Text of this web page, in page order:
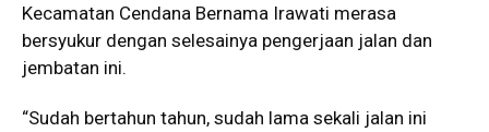
Kecamatan Cendana Bernama Irawati merasa
bersyukur dengan selesainya pengerjaan jalan dan
jembatan ini.
“Sudah bertahun tahun, sudah lama sekali jalan ini